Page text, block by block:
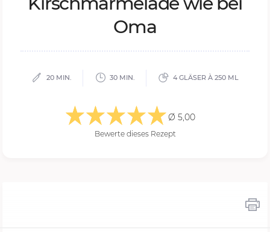
Oma
20 MIN. 30 MIN. 4 GLÄSER À 250 ML
Ø 5,00
Bewerte dieses Rezept